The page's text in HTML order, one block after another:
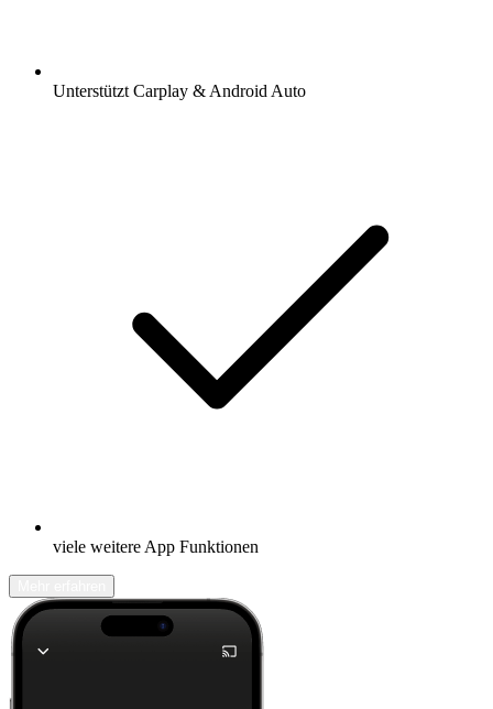
Unterstützt Carplay & Android Auto
viele weitere App Funktionen